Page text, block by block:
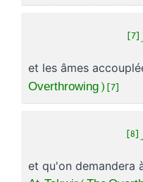
et les âmes
Overthrowing ) [7]
et qu'on demandera